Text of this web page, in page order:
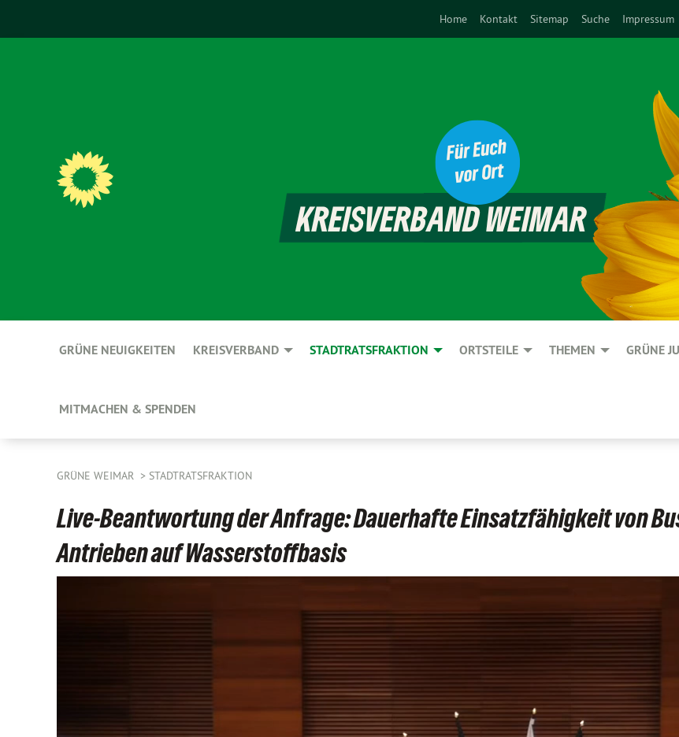
Home Kontakt Sitemap Suche Impressum
GRÜNE NEUIGKEITEN KREISVERBAND STADTRATSFRAKTION ORTSTEILE THEMEN GRÜNE
MITMACHEN & SPENDEN
GRÜNE WEIMAR STADTRATSFRAKTION
Live-Beantwortung der Anfrage: Dauerhafte Einsatzfähigkeit von
Antrieben auf Wasserstoffbasis